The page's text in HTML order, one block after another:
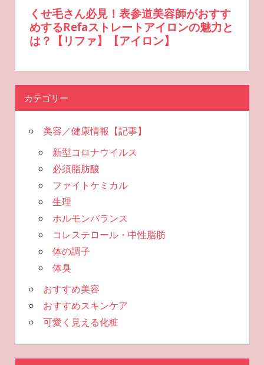
カテゴリー
美容／健康情報【記事】
新型コロナウイルス
必須脂肪酸
ファイトケミカル
生理
ホルモンバランス
コレステロール・中性脂肪
体の調子
体臭
おすすめ美容
おすすめスキンケア
可愛く見える化粧